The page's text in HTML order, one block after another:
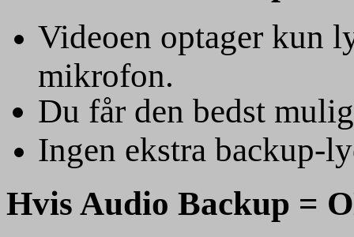
Videoen optager kun
mikrofon.
Du får den bedst
Ingen ekstra backup-
Hvis Audio Backup =